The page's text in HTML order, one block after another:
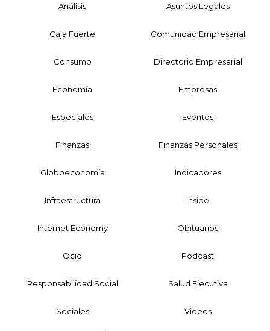
Análisis Asuntos Legales
Caja Fuerte Comunidad Empresarial
Consumo Directorio Empresarial
Economía Empresas
Especiales Eventos
Finanzas Finanzas Personales
Globoeconomía Indicadores
Infraestructura Inside
Internet Economy Obituarios
Ocio Podcast
Responsabilidad Social Salud Ejecutiva
Sociales Videos